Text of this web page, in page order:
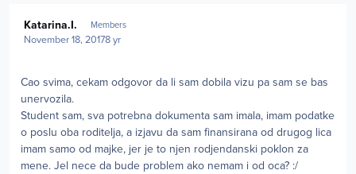
Katarina.I. Members
November 18, 20178 yr
Cao svima, cekam odgovor da li sam dobila vizu pa sam se bas
unervozila.
Student sam, sva potrebna dokumenta sam imala, imam podatke
o poslu oba roditelja, a izjavu da sam finansirana od drugog lica
imam samo od majke, jer je to njen rodjendanski poklon za
mene. Jel nece da bude problem ako nemam i od oca? :/